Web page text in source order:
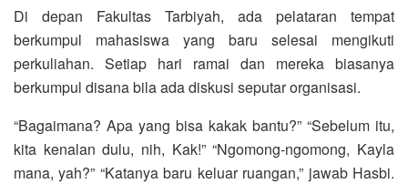
Di depan Fakultas Tarbiyah, ada pelataran tempat
berkumpul mahasiswa yang baru selesai mengikuti
perkuliahan. Setiap hari ramai dan mereka biasanya
berkumpul disana bila ada diskusi seputar organisasi.
“Bagaimana? Apa yang bisa kakak bantu?” “Sebelum itu,
kita kenalan dulu, nih, Kak!” “Ngomong-ngomong, Kayla
mana, yah?” “Katanya baru keluar ruangan,” jawab Hasbi.